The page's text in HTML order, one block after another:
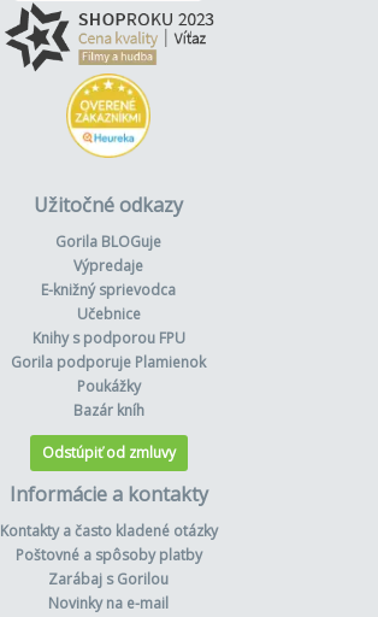
Užitočné odkazy
Gorila BLOGuje
Výpredaje
E-knižný sprievodca
Učebnice
Knihy s podporou FPU
Gorila podporuje Plamienok
Poukážky
Bazár kníh
Odstúpiť od zmluvy
Informácie a kontakty
Kontakty a často kladené otázky
Poštovné a spôsoby platby
Zarábaj s Gorilou
Novinky na e-mail